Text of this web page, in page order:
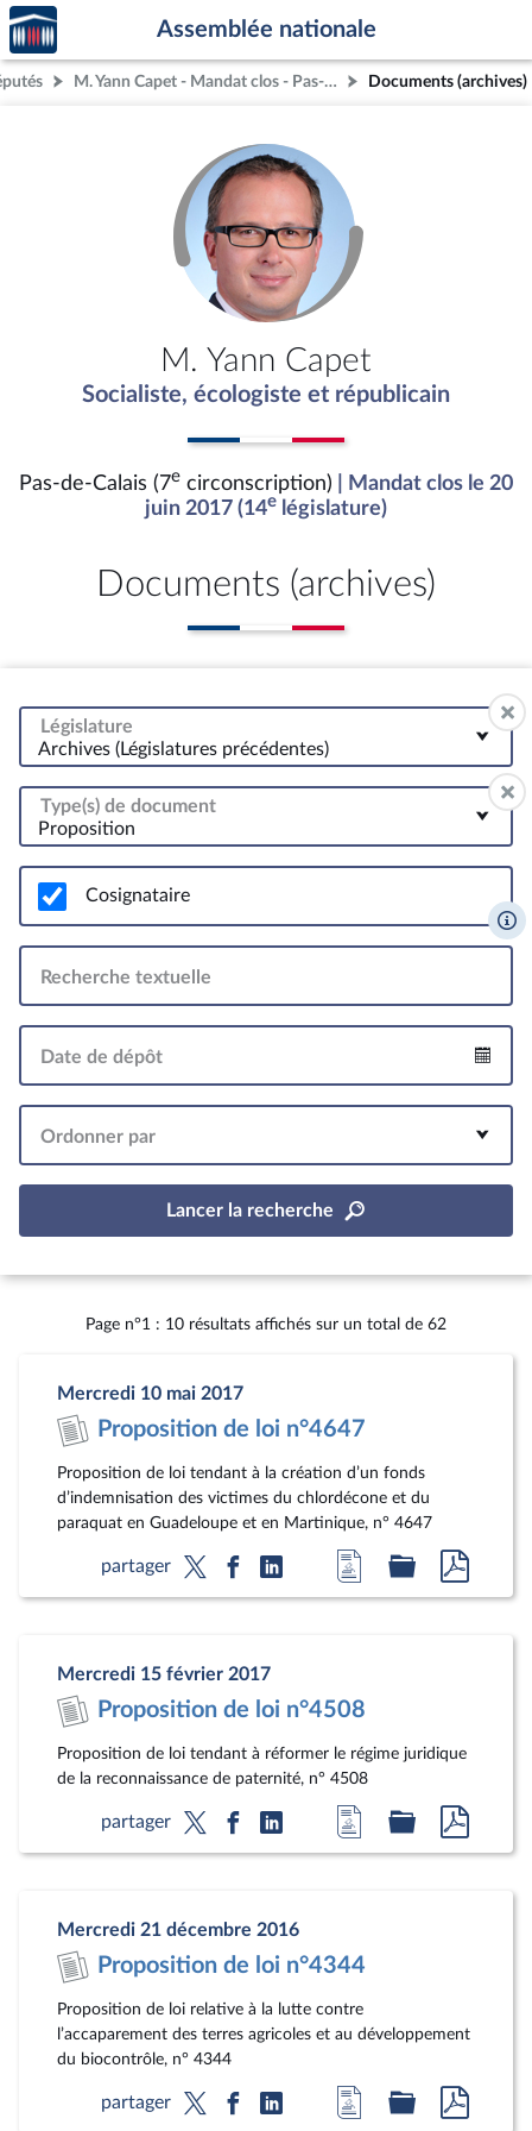
Aller au contenu
Aller en bas de la page
Accèder
à la
page
d'accueil
Assemblée nationale
M. Yann Capet - Mandat clos - Pas-de-Calais (7e circonscription) Documents (archives)
M. Yann Capet
Socialiste, écologiste et républicain
Pas-de-Calais (7e circonscription)
| Mandat clos le 20
juin 2017 (14e législature)
Documents (archives)
Législature
Archives (Législatures précédentes)
Type(s) de document
Proposition
Cosignataire
Recherche textuelle
Date de dépôt
Ordonner par
Lancer la recherche
Page n°1 : 10 résultats affichés sur un total de 62
Mercredi 10 mai 2017
Proposition de loi n°4647
Proposition de loi tendant à la création d’un fonds
d’indemnisation des victimes du chlordécone et du
paraquat en Guadeloupe et en Martinique, n° 4647
partager
Accéder
à
document
Accéder
au au
Mercredi 15 février 2017
Proposition de loi n°4508
Proposition de loi tendant à réformer le régime juridique
de la reconnaissance de paternité, n° 4508
partager
Accéder
à
document
Accéder
au au
Mercredi 21 décembre 2016
Proposition de loi n°4344
Proposition de loi relative à la lutte contre
l’accaparement des terres agricoles et au développement
du biocontrôle, n° 4344
partager
Accéder
Accéder